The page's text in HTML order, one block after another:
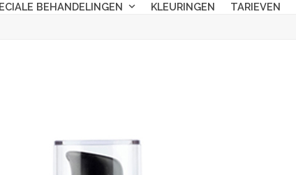
BEHANDELINGEN KLEURINGEN TARIEVEN